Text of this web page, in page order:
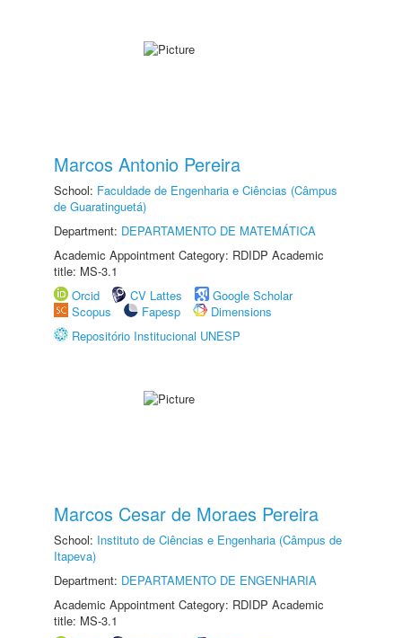
Marcos Antonio Pereira
School: Faculdade de Engenharia e Ciências (Câmpus
de Guaratinguetá)
Department: DEPARTAMENTO DE MATEMÁTICA
Academic Appointment Category: RDIDP Academic
title: MS-3.1
Orcid
CV Lattes
Google Scholar
Scopus
Fapesp
Dimensions
Repositório Institucional UNESP
Marcos Cesar de Moraes Pereira
School: Instituto de Ciências e Engenharia (Câmpus de
Itapeva)
Department: DEPARTAMENTO DE ENGENHARIA
Academic Appointment Category: RDIDP Academic
title: MS-3.1